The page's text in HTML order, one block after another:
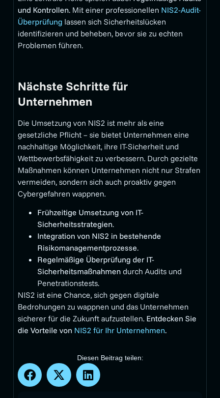
und Kontrollen. Mit einer professionellen NIS2-Audit-
Überprüfung lassen sich Sicherheitslücken
identifizieren und beheben, bevor sie zu echten
Problemen führen.
Nächste Schritte für
Unternehmen
Die Umsetzung von NIS2 ist mehr als eine
gesetzliche Pflicht – sie bietet Unternehmen eine
nachhaltige Möglichkeit, ihre IT-Sicherheit und
Wettbewerbsfähigkeit zu verbessern. Durch gezielte
Maßnahmen können Unternehmen nicht nur Strafen
vermeiden, sondern sich auch proaktiv gegen
Cybergefahren wappnen.
Frühzeitige Umsetzung von IT-
Sicherheitsstrategien.
Integration von NIS2 in bestehende
Risikomanagementprozesse.
Regelmäßige Überprüfung der IT-
Sicherheitsmaßnahmen durch Audits und
Penetrationstests.
NIS2 ist eine Chance, sich gegen digitale
Bedrohungen zu wappnen und das Unternehmen
sicherer für die Zukunft aufzustellen. Entdecken Sie
die Vorteile von NIS2 für Ihr Unternehmen.
Diesen Beitrag teilen: